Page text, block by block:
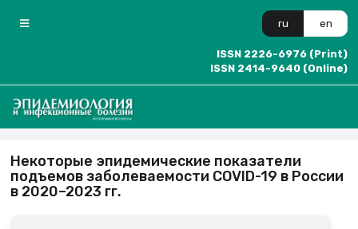
ru en
ISSN 2226-6976 (Print)
ISSN 2414-9640 (Online)
Некоторые эпидемические показатели
подъемов заболеваемости COVID-19 в России
в 2020–2023 гг.